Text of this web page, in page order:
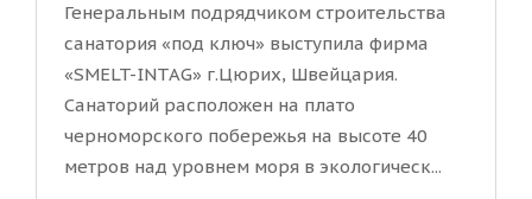
Генеральным подрядчиком строительства
санатория «под ключ» выступила фирма
«SMELT-INTAG» г.Цюрих, Швейцария.
Санаторий расположен на плато
черноморского побережья на высоте 40
метров над уровнем моря в экологическ...